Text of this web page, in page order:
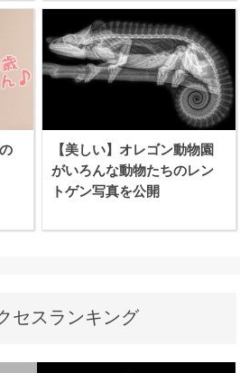
【美しい】オレゴン動物園
がいろんな動物たちのレン
トゲン写真を公開
セスランキング